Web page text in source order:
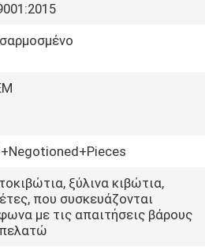
ξύλινα κιβώτια,
που συσκευάζονται
με τις απαιτήσεις βάρους